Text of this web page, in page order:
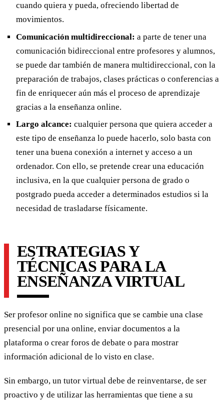
cuando quiera y pueda, ofreciendo libertad de
movimientos.
Comunicación multidireccional: a parte de tener una
comunicación bidireccional entre profesores y alumnos,
se puede dar también de manera multidireccional, con la
preparación de trabajos, clases prácticas o conferencias a
fin de enriquecer aún más el proceso de aprendizaje
gracias a la enseñanza online.
Largo alcance: cualquier persona que quiera acceder a
este tipo de enseñanza lo puede hacerlo, solo basta con
tener una buena conexión a internet y acceso a un
ordenador. Con ello, se pretende crear una educación
inclusiva, en la que cualquier persona de grado o
postgrado pueda acceder a determinados estudios si la
necesidad de trasladarse físicamente.
ESTRATEGIAS Y
TÉCNICAS PARA LA
ENSEÑANZA VIRTUAL
Ser profesor online no significa que se cambie una clase
presencial por una online, enviar documentos a la
plataforma o crear foros de debate o para mostrar
información adicional de lo visto en clase.
Sin embargo, un tutor virtual debe de reinventarse, de ser
proactivo y de utilizar las herramientas que tiene a su